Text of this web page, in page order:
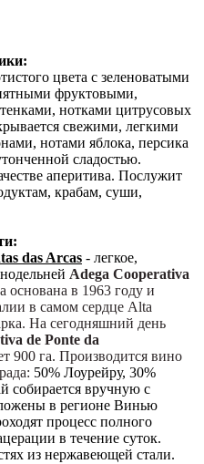
цвета с зеленоватыми
фруктовыми,
нотками цитрусовых
свежими, легкими
нотами яблока, персика
сладостью.
аперитива. Послужит
крабам, суши,
das Arcas - легкое,
Adega Cooperativa
основана в 1963 году и
в самом сердце Alta
На сегодняшний день
de Ponte da
900 га. Производится вино
50% Лоурейру, 30%
собирается вручную с
в регионе Винью
процесс полного
в течение суток.
из нержавеющей стали.